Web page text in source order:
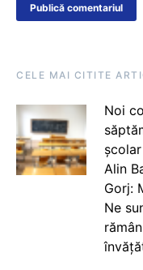
CELE MAI CITITE
Noi
Alin
Gorj:
Ne